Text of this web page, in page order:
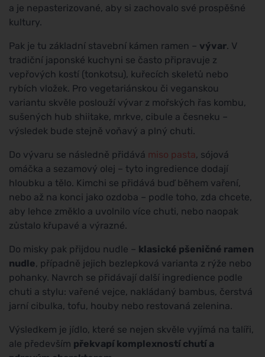
a je nepasterizované, aby si zachovalo své prospěšné
kultury.
Pak je tu základní stavební kámen ramen – vývar. V
tradiční japonské kuchyni se často připravuje z
vepřových kostí (tonkotsu), kuřecích skeletů nebo
rybích vložek. Pro vegetariánskou či veganskou
variantu skvěle poslouží vývar z mořských řas kombu,
sušených hub shiitake, mrkve, cibule a česneku –
výsledek bude stejně voňavý a plný chuti.
Do vývaru se následně přidává miso pasta, sójová
omáčka a sezamový olej – tyto ingredience dodají
hloubku a tělo. Kimchi se přidává buď během vaření,
nebo až na konci jako ozdoba – podle toho, zda chcete,
aby lehce změklo a uvolnilo více chuti, nebo naopak
zůstalo křupavé a výrazné.
Do misky pak přijdou nudle – klasické pšeničné ramen
nudle, případně jejich bezlepková varianta z rýže nebo
pohanky. Navrch se přidávají další ingredience podle
chuti a stylu: vařené vejce, nakládaný bambus, čerstvá
jarní cibulka, tofu, houby nebo restovaná zelenina.
Výsledkem je jídlo, které se nejen skvěle vyjímá na talíři,
ale především překvapí komplexností chutí a